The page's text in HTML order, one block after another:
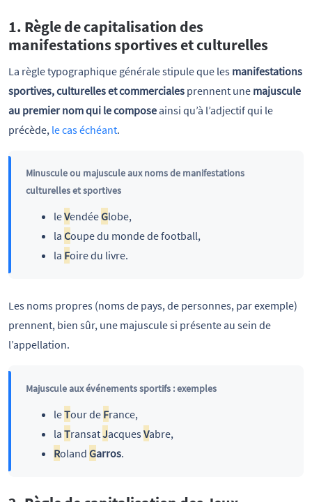
1. Règle de capitalisation des
manifestations sportives et culturelles
La règle typographique générale stipule que les manifestations
sportives, culturelles et commerciales prennent une majuscule
au premier nom qui le composeainsi qu’à l’adjectif qui le
précède, le cas échéant.
Minuscule ou majuscule aux noms de manifestations
culturelles et sportives
leVendéeGlobe,
la Coupe du monde de football,
la Foire du livre.
Les noms propres (noms de pays, de personnes, par exemple)
prennent, bien sûr, une majuscule si présente au sein de
l’appellation.
Majuscule aux événements sportifs : exemples
leTour de France,
la TransatJacques Vabre,
Roland Garros.